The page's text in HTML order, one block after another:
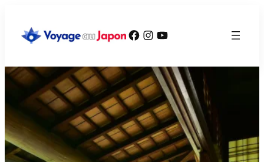
contenu
Facebook
Instagram
YouTube